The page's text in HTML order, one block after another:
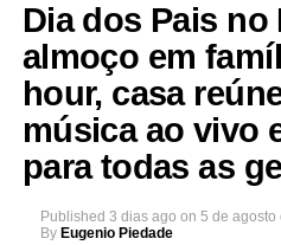
Dia dos Pais no
almoço em
hour, casa
música ao vivo
para todas as
Published 3 dias ago on 5 de agosto
By Eugenio Piedade